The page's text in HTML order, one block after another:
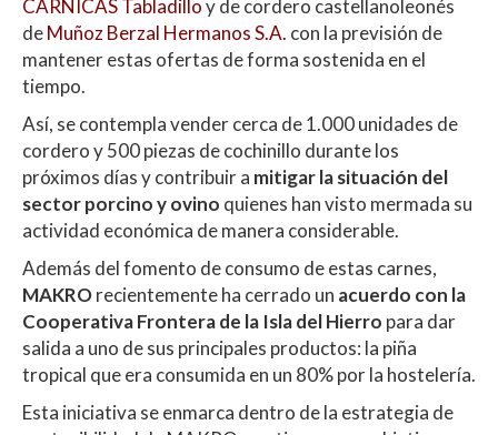
p
k
r
CÁRNICAS Tabladilloy de cordero castellanoleonés
deMuñoz Berzal Hermanos S.A. con la previsión de
mantener estas ofertas de forma sostenida en el
tiempo.
Así, se contempla vender cerca de 1.000 unidades de
cordero y 500 piezas de cochinillo durante los
próximos días y contribuir a mitigar la situación del
sector porcino y ovino quienes han visto mermada su
actividad económica de manera considerable.
Además del fomento de consumo de estas carnes,
MAKROrecientemente ha cerrado un acuerdo con la
Cooperativa Frontera de la Isla del Hierro para dar
salida a uno de sus principales productos: la piña
tropical que era consumida en un 80% por la hostelería.
Esta iniciativa se enmarca dentro de la estrategia de